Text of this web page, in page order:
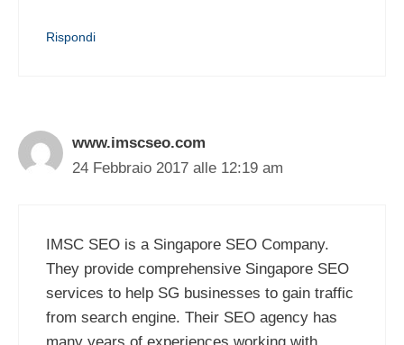
Rispondi
www.imscseo.com
24 Febbraio 2017 alle 12:19 am
IMSC SEO is a Singapore SEO Company.
They provide comprehensive Singapore SEO
services to help SG businesses to gain traffic
from search engine. Their SEO agency has